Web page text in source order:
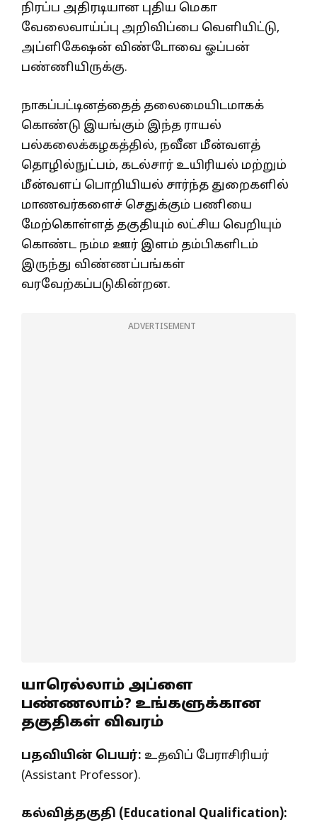
நிரப்ப அதிரடியான புதிய மெகா
வேலைவாய்ப்பு அறிவிப்பை வெளியிட்டு,
அப்ளிகேஷன் விண்டோவை ஓப்பன்
பண்ணியிருக்கு.
நாகப்பட்டினத்தைத் தலைமையிடமாகக்
கொண்டு இயங்கும் இந்த ராயல்
பல்கலைக்கழகத்தில், நவீன மீன்வளத்
தொழில்நுட்பம், கடல்சார் உயிரியல் மற்றும்
மீன்வளப் பொறியியல் சார்ந்த துறைகளில்
மாணவர்களைச் செதுக்கும் பணியை
மேற்கொள்ளத் தகுதியும் லட்சிய வெறியும்
கொண்ட நம்ம ஊர் இளம் தம்பிகளிடம்
இருந்து விண்ணப்பங்கள்
வரவேற்கப்படுகின்றன.
ADVERTISEMENT
யாரெல்லாம் அப்ளை
பண்ணலாம்? உங்களுக்கான
தகுதிகள் விவரம்
பதவியின் பெயர்: உதவிப் பேராசிரியர்
(Assistant Professor).
கல்வித்தகுதி (Educational Qualification):